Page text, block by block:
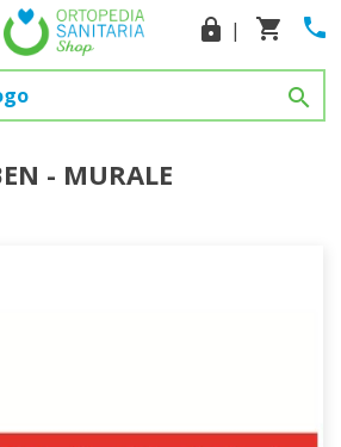
phone
shopping_cart
lock |

- MURALE